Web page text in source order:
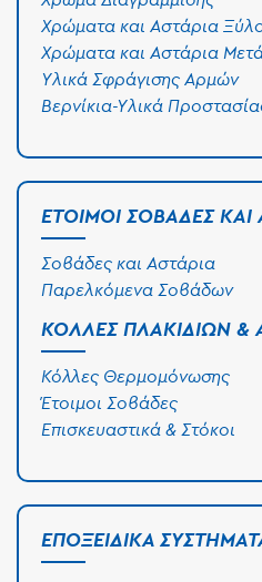
Χρώματα και Αστάρια
Χρώματα και Αστάρια
Υλικά Σφράγισης Αρμών
Βερνίκια-Υλικά
ΈΤΟΙΜΟΙ ΣΟΒΆΔΕΣ
Σοβάδες και Αστάρια
Παρελκόμενα Σοβάδων
ΚΌΛΛΕΣ ΠΛΑΚΙΔΊΩΝ &
Κόλλες Θερμομόνωσης
Έτοιμοι Σοβάδες
Επισκευαστικά & Στόκοι
ΕΠΟΞΕΙΔΙΚΆ